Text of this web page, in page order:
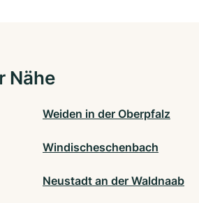
Nähe
Weiden in der Oberpfalz
Windischeschenbach
Neustadt an der Waldnaab